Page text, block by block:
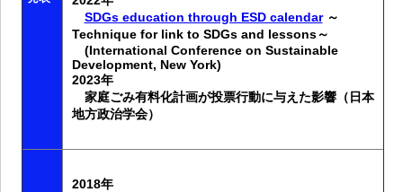
SDGs education through ESD calendar～
Technique for link to SDGs and lessons～
(International Conference on Sustainable
Development, New York)
2023年
家庭ごみ有料化計画が投票行動に与えた影響（日本
地方政治学会）
2018年